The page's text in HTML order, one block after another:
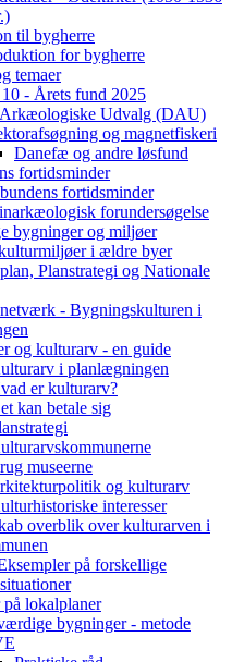
til bygherre
for bygherre
temaer
- Årets fund 2025
Udvalg (DAU)
og magnetfiskeri
Danefæ og andre løsfund
fortidsminder
fortidsminder
forundersøgelse
bygninger og miljøer
i ældre byer
Planstrategi og Nationale
- Bygningskulturen i
og kulturarv - en guide
i planlægningen
er kulturarv?
kan betale sig
museerne
og kulturarv
interesser
overblik over kulturarven i
på forskellige
på lokalplaner
bygninger - metode